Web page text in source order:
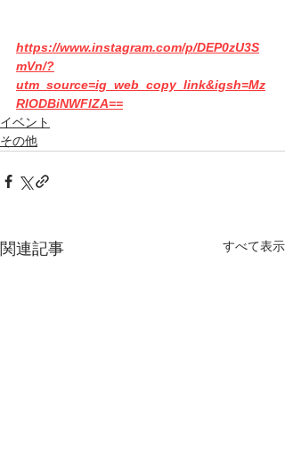
https://www.instagram.com/p/DEP0zU3S
mVn/?
utm_source=ig_web_copy_link&igsh=Mz
RlODBiNWFlZA==
イベント
その他
関連記事 すべて表示